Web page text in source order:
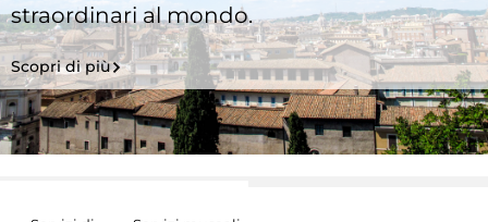
straordinari al mondo.
Scopri di più